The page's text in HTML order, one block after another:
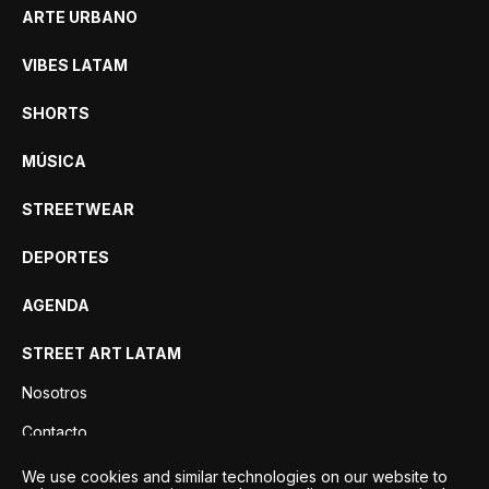
ARTE URBANO
VIBES LATAM
SHORTS
MÚSICA
STREETWEAR
DEPORTES
AGENDA
STREET ART LATAM
Nosotros
Contacto
Privacidad
We use cookies and similar technologies on our website to